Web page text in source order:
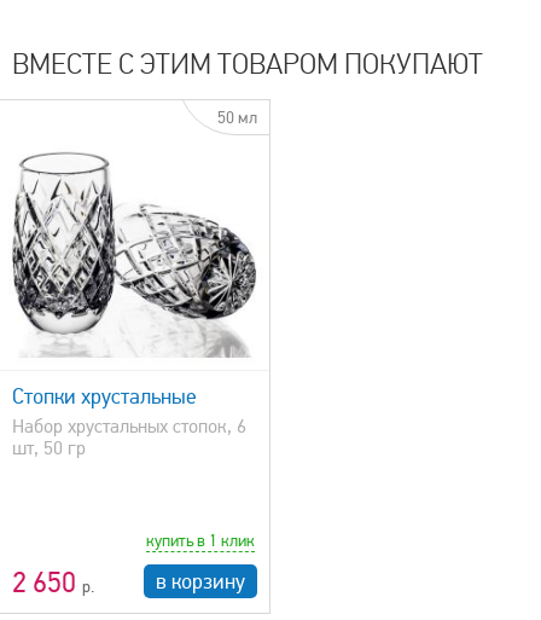
ВМЕСТЕ С ЭТИМ ТОВАРОМ ПОКУПАЮТ
50 мл
Стопки хрустальные
Набор хрустальных стопок, 6
шт, 50 гр
2 650
купить в 1 клик
в корзину